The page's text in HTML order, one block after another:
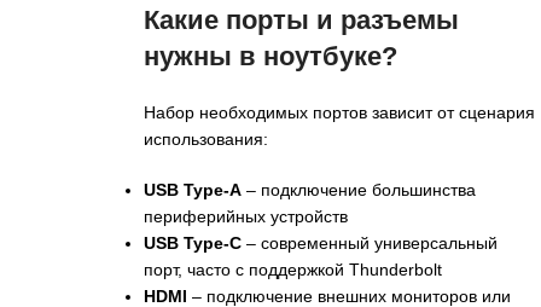
Какие порты и разъемы
нужны в ноутбуке?
Набор необходимых портов зависит от сценария
использования:
USB Type-A – подключение большинства
периферийных устройств
USB Type-C – современный универсальный
порт, часто с поддержкой Thunderbolt
HDMI – подключение внешних мониторов или